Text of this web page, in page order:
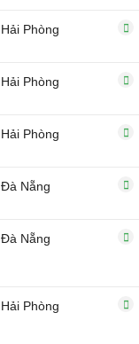
Hải Phòng
Hải Phòng
Hải Phòng
Đà Nẵng
Đà Nẵng
Hải Phòng